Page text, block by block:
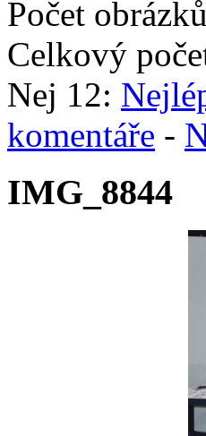
Počet
Celkový
Nej 12:
komentáře -
IMG_8844